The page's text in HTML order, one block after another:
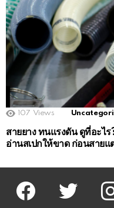
107 Views
สายยาง ทนแรงดัน ดูที่อะ
อ่านสเปกให้ขาด ก่อนสายแ
facebook twitter